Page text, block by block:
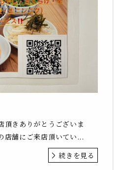
頂きありがとうございま
店舗にご来店頂いてい...
続きを見る